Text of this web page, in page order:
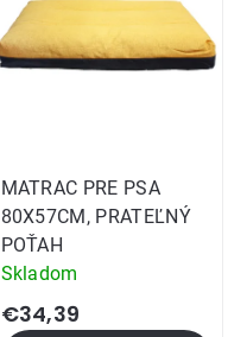
MATRAC PRE PSA
80X57CM, PRATEĽNÝ
POŤAH
Skladom
€34,39